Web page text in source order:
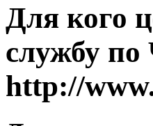
Для кого
службу по
http://